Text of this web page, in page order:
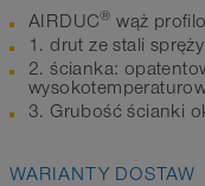
AIRDUC® wąż
1. drut ze stali
2. ścianka:
3. Grubość ścianki
WARIANTY DOSTAW